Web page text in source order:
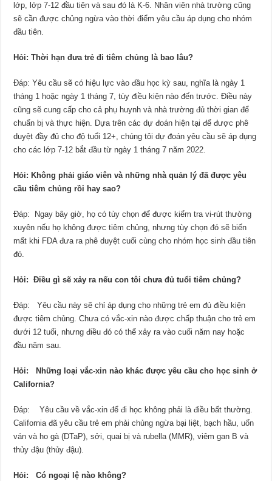
lớp, lớp 7-12 đầu tiên và sau đó là K-6. Nhân viên nhà trường cũng
sẽ cần được chủng ngừa vào thời điểm yêu cầu áp dụng cho nhóm
đầu tiên.
Hỏi: Thời hạn đưa trẻ đi tiêm chủng là bao lâu?
Đáp: Yêu cầu sẽ có hiệu lực vào đầu học kỳ sau, nghĩa là ngày 1
tháng 1 hoặc ngày 1 tháng 7, tùy điều kiện nào đến trước. Điều này
cũng sẽ cung cấp cho cả phụ huynh và nhà trường đủ thời gian để
chuẩn bị và thực hiện. Dựa trên các dự đoán hiện tại để được phê
duyệt đầy đủ cho độ tuổi 12+, chúng tôi dự đoán yêu cầu sẽ áp dụng
cho các lớp 7-12 bắt đầu từ ngày 1 tháng 7 năm 2022.
Hỏi: Không phải giáo viên và những nhà quản lý đã được yêu
cầu tiêm chủng rồi hay sao?
Đáp: Ngay bây giờ, họ có tùy chọn để được kiểm tra vi-rút thường
xuyên nếu họ không được tiêm chủng, nhưng tùy chọn đó sẽ biến
mất khi FDA đưa ra phê duyệt cuối cùng cho nhóm học sinh đầu tiên
đó.
Hỏi: Điều gì sẽ xảy ra nếu con tôi chưa đủ tuổi tiêm chủng?
Đáp: Yêu cầu này sẽ chỉ áp dụng cho những trẻ em đủ điều kiện
được tiêm chủng. Chưa có vắc-xin nào được chấp thuận cho trẻ em
dưới 12 tuổi, nhưng điều đó có thể xảy ra vào cuối năm nay hoặc
đầu năm sau.
Hỏi: Những loại vắc-xin nào khác được yêu cầu cho học sinh ở
California?
Đáp: Yêu cầu về vắc-xin để đi học không phải là điều bất thường.
California đã yêu cầu trẻ em phải chủng ngừa bại liệt, bạch hầu, uốn
ván và ho gà (DTaP), sởi, quai bị và rubella (MMR), viêm gan B và
thủy đậu (thủy đậu).
Hỏi: Có ngoại lệ nào không?